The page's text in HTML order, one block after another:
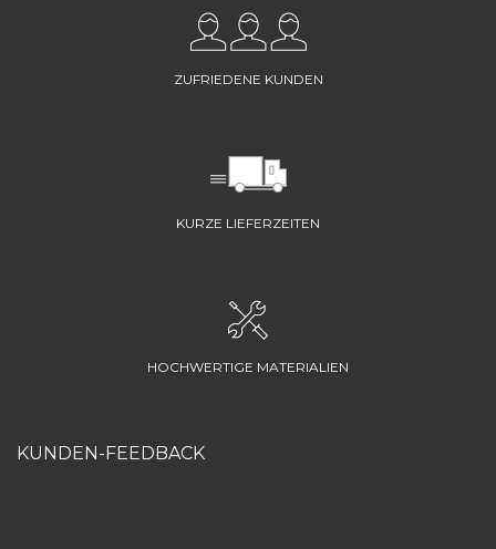
ZUFRIEDENE KUNDEN
KURZE LIEFERZEITEN
HOCHWERTIGE MATERIALIEN
KUNDEN-FEEDBACK